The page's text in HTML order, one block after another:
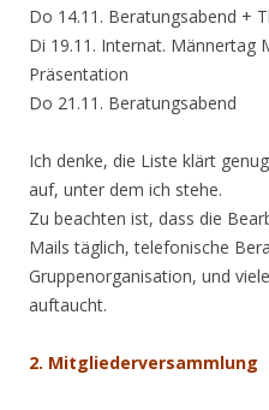
Do 14.11. Beratungsabend +
Di 19.11. Internat. Männertag
Präsentation
Do 21.11. Beratungsabend
Ich denke, die Liste klärt
auf, unter dem ich stehe.
Zu beachten ist, dass die
Mails täglich, telefonische
Gruppenorganisation, und
auftaucht.
2. Mitgliederversammlung